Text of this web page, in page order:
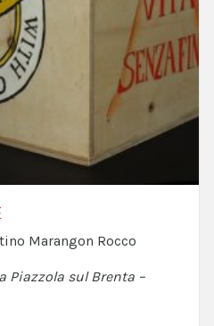
Marangon Rocco
Piazzola sul Brenta –